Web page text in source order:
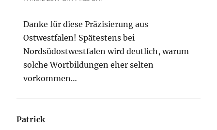
Danke für diese Präzisierung aus
Ostwestfalen! Spätestens bei
Nordsüdostwestfalen wird deutlich, warum
solche Wortbildungen eher selten
vorkommen…
Patricksagt: